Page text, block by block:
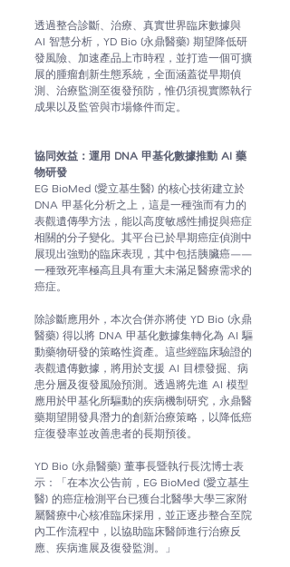
透過整合診斷、治療、真實世界臨床數據與
AI 智慧分析， YD Bio (永鼎醫藥) 期望降低研
發風險、加速產品上市時程，並打造一個可擴
展的腫瘤創新生態系統，全面涵蓋從早期偵
測、治療監測至復發預防，惟仍須視實際執行
成果以及監管與市場條件而定。
協同效益：運用 DNA 甲基化數據推動 AI 藥
物研發
EG BioMed (愛立基生醫) 的核心技術建立於
DNA 甲基化分析之上，這是一種強而有力的
表觀遺傳學方法，能以高度敏感性捕捉與癌症
相關的分子變化。其平台已於早期癌症偵測中
展現出強勁的臨床表現，其中包括胰臟癌——
一種致死率極高且具有重大未滿足醫療需求的
癌症。
除診斷應用外，本次合併亦將使 YD Bio (永鼎
醫藥) 得以將 DNA 甲基化數據集轉化為 AI 驅
動藥物研發的策略性資產。這些經臨床驗證的
表觀遺傳數據，將用於支援 AI 目標發掘、病
患分層及復發風險預測。透過將先進 AI 模型
應用於甲基化所驅動的疾病機制研究，永鼎醫
藥期望開發具潛力的創新治療策略，以降低癌
症復發率並改善患者的長期預後。
YD Bio (永鼎醫藥) 董事長暨執行長沈博士表
示：「在本次公告前， EG BioMed (愛立基生
醫) 的癌症檢測平台已獲台北醫學大學三家附
屬醫療中心核准臨床採用，並正逐步整合至院
內工作流程中，以協助臨床醫師進行治療反
應、疾病進展及復發監測。」